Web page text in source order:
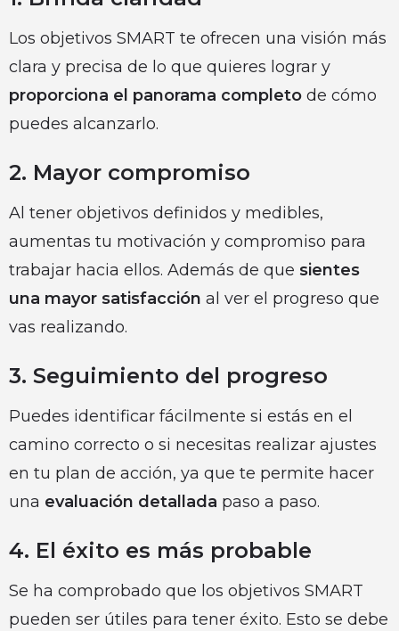
Los objetivos SMART te ofrecen una visión más
clara y precisa de lo que quieres lograr y
proporciona el panorama completo de cómo
puedes alcanzarlo.
2. Mayor compromiso
Al tener objetivos definidos y medibles,
aumentas tu motivación y compromiso para
trabajar hacia ellos. Además de que sientes
una mayor satisfacción al ver el progreso que
vas realizando.
3. Seguimiento del progreso
Puedes identificar fácilmente si estás en el
camino correcto o si necesitas realizar ajustes
en tu plan de acción, ya que te permite hacer
una evaluación detallada paso a paso.
4. El éxito es más probable
Se ha comprobado que los objetivos SMART
pueden ser útiles para tener éxito. Esto se debe